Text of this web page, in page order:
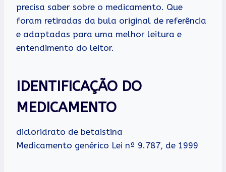
precisa saber sobre o medicamento. Que
foram retiradas da bula original de referência
e adaptadas para uma melhor leitura e
entendimento do leitor.
IDENTIFICAÇÃO DO
MEDICAMENTO
dicloridrato de betaistina
Medicamento genérico Lei nº 9.787, de 1999